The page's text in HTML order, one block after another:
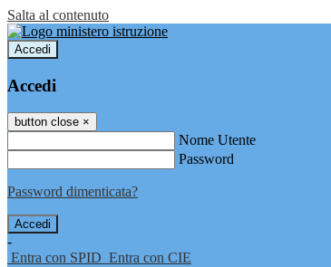
Salta al contenuto
Accedi
Accedi
button close ×
Nome Utente
Password
Password dimenticata?
-
Entra con SPID Entra con CIE